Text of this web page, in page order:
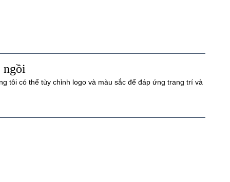
ngồi
tôi có thể tùy chỉnh logo và màu sắc để đáp ứng trang trí và